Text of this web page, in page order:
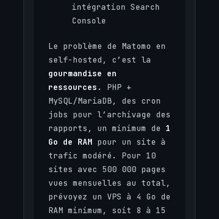
intégration Search
Console
Le problème de Matomo en
self-hosted, c’est la
gourmandise en
ressources . PHP +
MySQL/MariaDB, des cron
jobs pour l’archivage des
rapports, un minimum de 1
Go de RAM pour un site à
trafic modéré. Pour 10
sites avec 500 000 pages
vues mensuelles au total,
prévoyez un VPS à 4 Go de
RAM minimum, soit 8 à 15